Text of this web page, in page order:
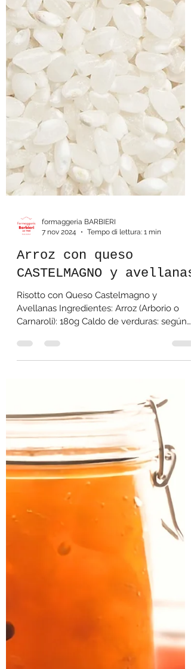
7 nov 2024
Tempo di lettura: 1 min
Arroz con queso
CASTELMAGNO y avellanas
Risotto con Queso Castelmagno y
Carnaroli): 180g Caldo de verduras: según
sea necesario Queso...